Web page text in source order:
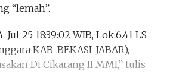
“lemah”.
Jul-25 18:39:02 WIB, Lok:6.41 LS –
KAB-BEKASI-JABAR),
Di Cikarang II MMI,” tulis